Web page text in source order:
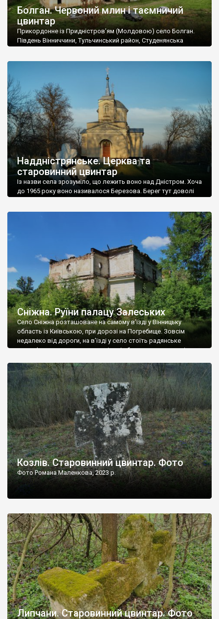
Болган. Червоний млин і таємничий
цвинтар
Прикордонне із Придністров’ям (Молдовою) село Болган.
Південь Вінниччини, Тульчинський район, Студенянська
старовинний цвинтар із кам’яними хрестами. Всі епітафії, які
збереглися, написані кирилицею, церковнослов’янською
мовою. За всіма традиційними ознаками – цвинтар
український. Хрести датуються 19 століттям. У 1924-1940
роках Болган […]
Наддністрянське. Церква та
старовинний цвинтар
Із назви села зрозуміло, що лежить воно над Дністром. Хоча
до 1965 року воно називалося Березова. Берег тут доволі
Наддністрянське відрізняється від більшості навколишніх
сіл. У селі є мурована Михайлівська церква. Точної дати […]
Сніжна. Руїни палацу Залеських
Село Сніжна розташоване на самому в’їзді у Вінницьку
область із Київською, при дорозі на Погребище. Зовсім
недалеко від дороги, на в’їзді у село стоїть радянське
рельєфне пано, яке показує жінку і яблуню, а трохи далі, десь
не видно, але видно дві стареньких колії у траві – […]
Козлів. Старовинний цвинтар. Фото
Фото Романа Маленкова, 2023 р.
Липчани. Старовинний цвинтар. Фото